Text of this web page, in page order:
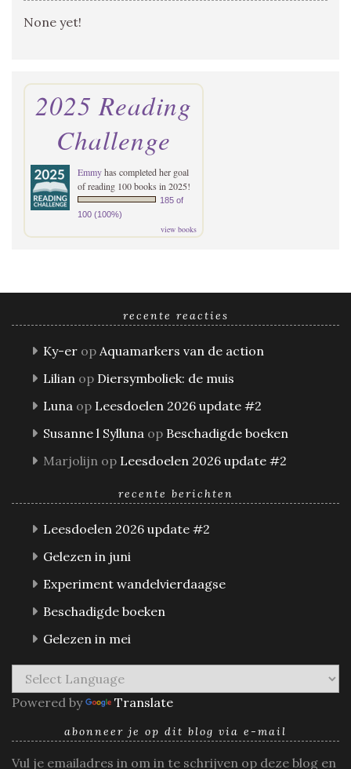
None yet!
2025 Reading
Challenge
Emmyhas completed her goal
of reading 100 books in 2025!
185 of
100 (100%)
view books
recente reacties
Ky-er op Aquamarkers van de action
Lilian op Diersymboliek: de muis
Luna op Leesdoelen 2026 update #2
Susanne l Sylluna op Beschadigde boeken
Marjolijn op Leesdoelen 2026 update #2
recente berichten
Leesdoelen 2026 update #2
Gelezen in juni
Experiment wandelvierdaagse
Beschadigde boeken
Gelezen in mei
Powered by Translate
abonneer je op dit blog via e-mail
Vul je emailadres in om in te schrijven op deze blog en